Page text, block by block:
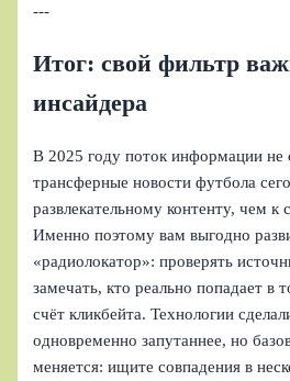
---
Итог: свой фильтр
инсайдера
В 2025 году поток информации не
трансферные новости футбола
развлекательному контенту, чем к
Именно поэтому вам выгодно
«радиолокатор»: проверять
замечать, кто реально попадает в
счёт кликбейта. Технологии
одновременно запутаннее, но
меняется: ищите совпадения в